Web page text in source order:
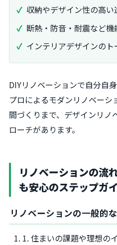
収納やデザイン性の高い
断熱・防音・耐震など機
インテリアデザインの
DIYリノベーションで自分自
プロによるモダンリノベー
間づくりまで、デザインリノ
ローチがあります。
リノベーションの流
も安心のステップガ
リノベーションの一般的
1. 住まいの課題や理想の